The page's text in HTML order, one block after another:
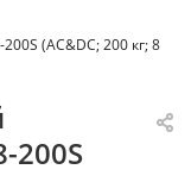
(AC&DC; 200 кг; 8
200S